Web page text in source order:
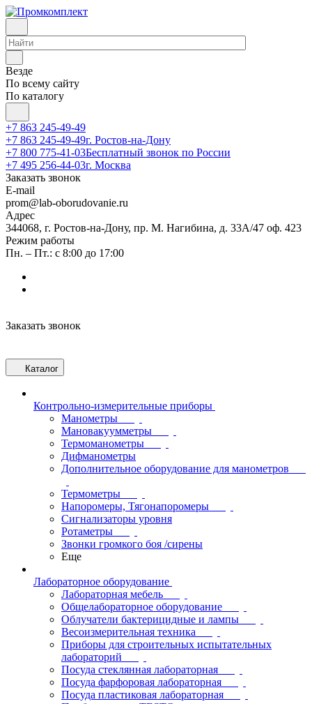
Везде
По всему сайту
По каталогу
+7 863 245-49-49
+7 863 245-49-49г. Ростов-на-Дону
+7 800 775-41-03Бесплатный звонок по России
+7 495 256-44-03г. Москва
Заказать звонок
E-mail
prom@lab-oborudovanie.ru
Адрес
344068, г. Ростов-на-Дону, пр. М. Нагибина, д. 33А/47 оф. 423
Режим работы
Пн. – Пт.: с 8:00 до 17:00
Заказать звонок
Каталог
Контрольно-измерительные приборы
Манометры
Мановакуумметры
Термоманометры
Дифманометры
Дополнительное оборудование для манометров
Термометры
Напоромеры, Тягонапоромеры
Сигнализаторы уровня
Ротаметры
Звонки громкого боя /сирены
Еще
Лабораторное оборудование
Лабораторная мебель
Общелабораторное оборудование
Облучатели бактерицидные и лампы
Весоизмерительная техника
Приборы для строительных испытательных
лабораторий
Посуда стеклянная лабораторная
Посуда фарфоровая лабораторная
Посуда пластиковая лабораторная